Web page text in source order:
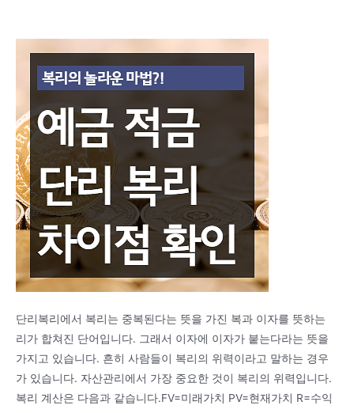
단리복리에서 복리는 중복된다는 뜻을 가진 복과 이자를 뜻하는
리가 합쳐진 단어입니다. 그래서 이자에 이자가 붙는다라는 뜻을
가지고 있습니다. 흔히 사람들이 복리의 위력이라고 말하는 경우
가 있습니다. 자산관리에서 가장 중요한 것이 복리의 위력입니다.
복리 계산은 다음과 같습니다.FV=미래가치 PV=현재가치 R=수익